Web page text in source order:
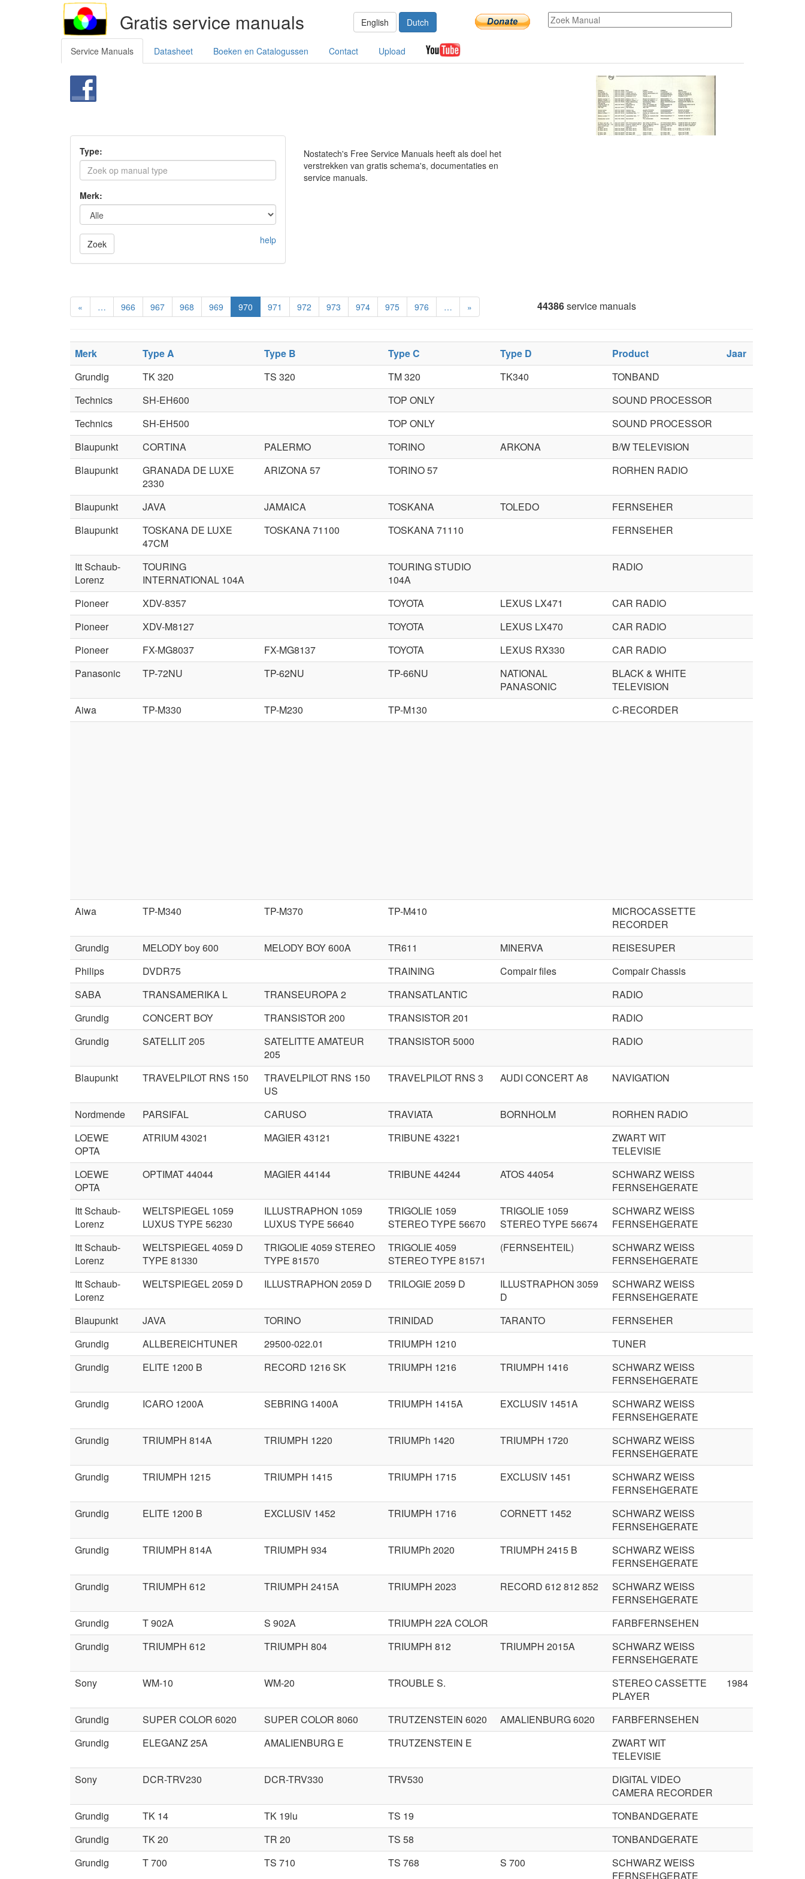
Gratis service manuals English Dutch
Service Manuals Datasheet Boeken en Catalogussen Contact Upload
Type:
Merk:
Zoek help
Nostatech's Free Service Manuals heeft als doel het
verstrekken van gratis schema's, documentaties en
service manuals.
« … 966 967 968 969 970 971 972 973 974 975 976 … » 44386service manuals
Merk Type A Type B Type C Type D Product
Jaar
Grundig
TK 320 TS 320 TM 320 TK340
TONBAND
Technics
SH-EH600 TOP ONLY
SOUND PROCESSOR
Technics
SH-EH500 TOP ONLY
SOUND PROCESSOR
Blaupunkt
CORTINA PALERMO TORINO ARKONA
B/W TELEVISION
Blaupunkt
GRANADA DE LUXE
2330
ARIZONA 57 TORINO 57 RORHEN RADIO
Blaupunkt JAVA JAMAICA TOSKANA TOLEDO
FERNSEHER
Blaupunkt
TOSKANA DE LUXE
47CM
TOSKANA 71100 TOSKANA 71110 FERNSEHER
Itt Schaub-
Lorenz
TOURING
INTERNATIONAL 104A
TOURING STUDIO
104A
RADIO
Pioneer XDV-8357 TOYOTA LEXUS LX471
CAR RADIO
Pioneer
XDV-M8127 TOYOTA LEXUS LX470
CAR RADIO
Pioneer
FX-MG8037 FX-MG8137 TOYOTA LEXUS RX330
CAR RADIO
Panasonic
TP-72NU TP-62NU TP-66NU
NATIONAL
PANASONIC
BLACK & WHITE
TELEVISION
Aiwa
TP-M330 TP-M230 TP-M130 C-RECORDER
Aiwa TP-M340 TP-M370 TP-M410
MICROCASSETTE
RECORDER
Grundig
MELODY boy 600 MELODY BOY 600A TR611 MINERVA
REISESUPER
Philips
DVDR75 TRAINING Compair files
Compair Chassis
SABA
TRANSAMERIKA L TRANSEUROPA 2 TRANSATLANTIC
RADIO
Grundig
CONCERT BOY TRANSISTOR 200 TRANSISTOR 201
RADIO
Grundig
SATELLIT 205
SATELITTE AMATEUR
205
TRANSISTOR 5000 RADIO
Blaupunkt TRAVELPILOT RNS 150
TRAVELPILOT RNS 150
US
TRAVELPILOT RNS 3 AUDI CONCERT A8 NAVIGATION
Nordmende PARSIFAL CARUSO TRAVIATA BORNHOLM
RORHEN RADIO
LOEWE
OPTA
ATRIUM 43021 MAGIER 43121 TRIBUNE 43221
ZWART WIT
TELEVISIE
LOEWE
OPTA
OPTIMAT 44044 MAGIER 44144 TRIBUNE 44244 ATOS 44054
SCHWARZ WEISS
FERNSEHGERATE
Itt Schaub-
Lorenz
WELTSPIEGEL 1059
LUXUS TYPE 56230
ILLUSTRAPHON 1059
LUXUS TYPE 56640
TRIGOLIE 1059
STEREO TYPE 56670
TRIGOLIE 1059
STEREO TYPE 56674
SCHWARZ WEISS
FERNSEHGERATE
Itt Schaub-
Lorenz
WELTSPIEGEL 4059 D
TYPE 81330
TRIGOLIE 4059 STEREO
TYPE 81570
TRIGOLIE 4059
STEREO TYPE 81571
(FERNSEHTEIL)
SCHWARZ WEISS
FERNSEHGERATE
Itt Schaub-
Lorenz
WELTSPIEGEL 2059 D ILLUSTRAPHON 2059 D TRILOGIE 2059 D
ILLUSTRAPHON 3059
D
SCHWARZ WEISS
FERNSEHGERATE
Blaupunkt
JAVA TORINO TRINIDAD TARANTO
FERNSEHER
Grundig
ALLBEREICHTUNER 29500-022.01 TRIUMPH 1210
TUNER
Grundig
ELITE 1200 B RECORD 1216 SK TRIUMPH 1216 TRIUMPH 1416
SCHWARZ WEISS
FERNSEHGERATE
Grundig
ICARO 1200A SEBRING 1400A TRIUMPH 1415A EXCLUSIV 1451A
SCHWARZ WEISS
FERNSEHGERATE
Grundig
TRIUMPH 814A TRIUMPH 1220 TRIUMPh 1420 TRIUMPH 1720
SCHWARZ WEISS
FERNSEHGERATE
Grundig
TRIUMPH 1215 TRIUMPH 1415 TRIUMPH 1715 EXCLUSIV 1451
SCHWARZ WEISS
FERNSEHGERATE
Grundig
ELITE 1200 B EXCLUSIV 1452 TRIUMPH 1716 CORNETT 1452
SCHWARZ WEISS
FERNSEHGERATE
Grundig
TRIUMPH 814A TRIUMPH 934 TRIUMPh 2020 TRIUMPH 2415 B
SCHWARZ WEISS
FERNSEHGERATE
Grundig
TRIUMPH 612 TRIUMPH 2415A TRIUMPH 2023 RECORD 612 812 852
SCHWARZ WEISS
FERNSEHGERATE
Grundig
T 902A S 902A TRIUMPH 22A COLOR
FARBFERNSEHEN
Grundig
TRIUMPH 612 TRIUMPH 804 TRIUMPH 812 TRIUMPH 2015A
SCHWARZ WEISS
FERNSEHGERATE
Sony
WM-10 WM-20 TROUBLE S.
STEREO CASSETTE
PLAYER
1984
Grundig SUPER COLOR 6020 SUPER COLOR 8060 TRUTZENSTEIN 6020 AMALIENBURG 6020
FARBFERNSEHEN
Grundig
ELEGANZ 25A AMALIENBURG E TRUTZENSTEIN E
ZWART WIT
TELEVISIE
Sony
DCR-TRV230 DCR-TRV330 TRV530
DIGITAL VIDEO
CAMERA RECORDER
Grundig
TK 14 TK 19lu TS 19
TONBANDGERATE
Grundig
TK 20 TR 20 TS 58
TONBANDGERATE
Grundig
T 700 TS 710 TS 768 S 700
SCHWARZ WEISS
FERNSEHGERATE